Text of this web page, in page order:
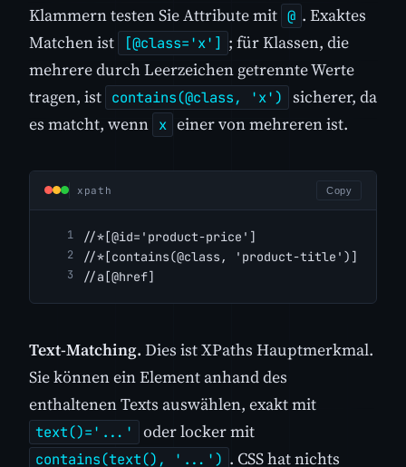
Klammern testen Sie Attribute mit @ . Exaktes
Matchen ist
[@class='x'] ; für Klassen, die
mehrere durch Leerzeichen getrennte Werte
tragen, ist contains(@class, 'x')
sicherer, da
es matcht, wenn x einer von mehreren ist.
xpath Copy
//*[@id='product-price']
//*[contains(@class, 'product-title')]
//a[@href]
Text-Matching. Dies ist XPaths Hauptmerkmal.
Sie können ein Element anhand des
enthaltenen Texts auswählen, exakt mit
text()='...' oder locker mit
contains(text(), '...') . CSS hat nichts